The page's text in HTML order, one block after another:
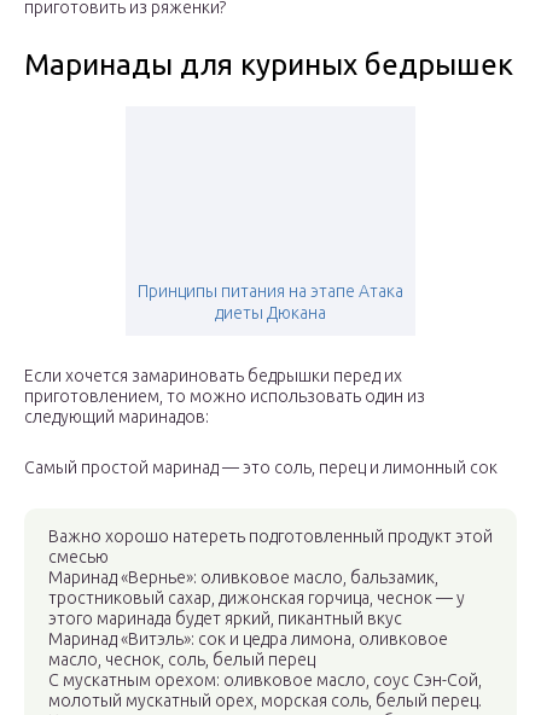
приготовить из ряженки?
Маринады для куриных бедрышек
Принципы питания на этапе Атака
диеты Дюкана
Если хочется замариновать бедрышки перед их
приготовлением, то можно использовать один из
следующий маринадов:
Самый простой маринад — это соль, перец и лимонный сок
Важно хорошо натереть подготовленный продукт этой
смесью
Маринад «Вернье»: оливковое масло, бальзамик,
тростниковый сахар, дижонская горчица, чеснок — у
этого маринада будет яркий, пикантный вкус
Маринад «Витэль»: сок и цедра лимона, оливковое
масло, чеснок, соль, белый перец
С мускатным орехом: оливковое масло, соус Сэн-Сой,
молотый мускатный орех, морская соль, белый перец.